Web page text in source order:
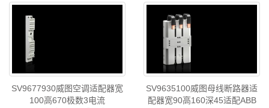
SV9677930威图空调适配器宽
100高670极数3电流
SV9635100威图母线断路器适
配器宽90高160深45适配ABB